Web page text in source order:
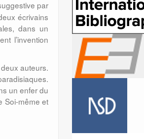
par
écrivains
dans un
l’invention
auteurs.
un enfer du
Soi-même et